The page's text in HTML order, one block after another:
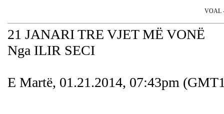
VOAL
21 JANARI TRE VJET MË VONË
Nga ILIR SECI
E Martë, 01.21.2014, 07:43pm